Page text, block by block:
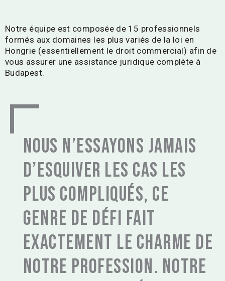
Notre équipe est composée de 15 professionnels
formés aux domaines les plus variés de la loi en
Hongrie (essentiellement le droit commercial) afin de
vous assurer une assistance juridique complète à
Budapest.
Nous n’essayons jamais
d’esquiver les cas les
plus compliqués, ce
genre de défi fait
exactement le charme de
notre profession. Notre